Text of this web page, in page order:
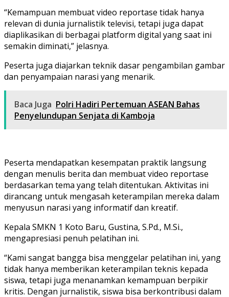
“Kemampuan membuat video reportase tidak hanya
relevan di dunia jurnalistik televisi, tetapi juga dapat
diaplikasikan di berbagai platform digital yang saat ini
semakin diminati,” jelasnya.
Peserta juga diajarkan teknik dasar pengambilan gambar
dan penyampaian narasi yang menarik.
Baca Juga Polri Hadiri Pertemuan ASEAN Bahas
Penyelundupan Senjata di Kamboja
Peserta mendapatkan kesempatan praktik langsung
dengan menulis berita dan membuat video reportase
berdasarkan tema yang telah ditentukan. Aktivitas ini
dirancang untuk mengasah keterampilan mereka dalam
menyusun narasi yang informatif dan kreatif.
Kepala SMKN 1 Koto Baru, Gustina, S.Pd., M.Si.,
mengapresiasi penuh pelatihan ini.
“Kami sangat bangga bisa menggelar pelatihan ini, yang
tidak hanya memberikan keterampilan teknis kepada
siswa, tetapi juga menanamkan kemampuan berpikir
kritis. Dengan jurnalistik, siswa bisa berkontribusi dalam